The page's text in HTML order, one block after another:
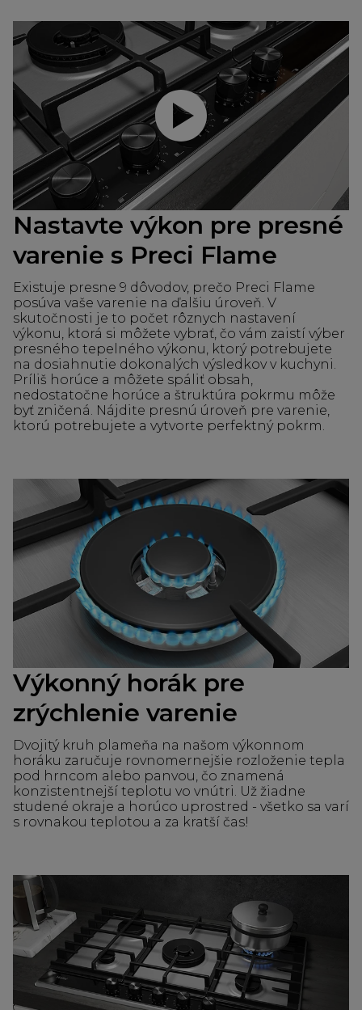
Prehrať video
Nastavte výkon pre presné
varenie s Preci Flame
Existuje presne 9 dôvodov, prečo Preci Flame
posúva vaše varenie na ďalšiu úroveň. V
skutočnosti je to počet rôznych nastavení
výkonu, ktorá si môžete vybrať, čo vám zaistí výber
presného tepelného výkonu, ktorý potrebujete
na dosiahnutie dokonalých výsledkov v kuchyni.
Príliš horúce a môžete spáliť obsah,
nedostatočne horúce a štruktúra pokrmu môže
byť zničená. Nájdite presnú úroveň pre varenie,
ktorú potrebujete a vytvorte perfektný pokrm.
Výkonný horák pre
zrýchlenie varenie
Dvojitý kruh plameňa na našom výkonnom
horáku zaručuje rovnomernejšie rozloženie tepla
pod hrncom alebo panvou, čo znamená
konzistentnejší teplotu vo vnútri. Už žiadne
studené okraje a horúco uprostred - všetko sa varí
s rovnakou teplotou a za kratší čas!